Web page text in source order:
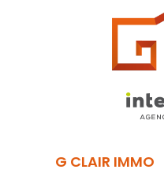
G CLAIR IMMO